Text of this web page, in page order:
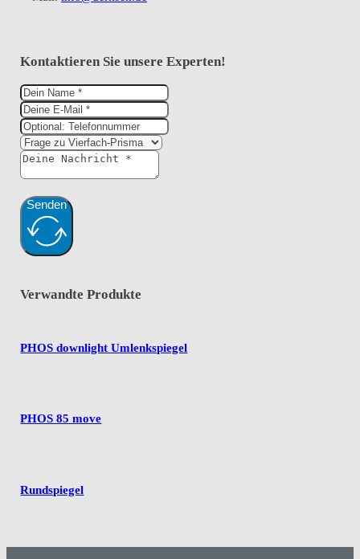
Kontaktieren Sie unsere Experten!
Senden
Verwandte Produkte
PHOS downlight Umlenkspiegel
PHOS 85 move
Rundspiegel